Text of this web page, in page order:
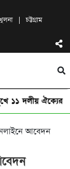
চট্টগ্রাম
১১ দলীয় ঐক্যের
আবেদন